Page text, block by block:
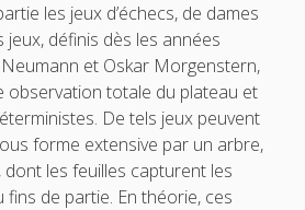
les jeux d’échecs, de dames
jeux, définis dès les années
et Oskar Morgenstern,
observation totale du plateau et
De tels jeux peuvent
forme extensive par un arbre,
dont les feuilles capturent les
de partie. En théorie, ces